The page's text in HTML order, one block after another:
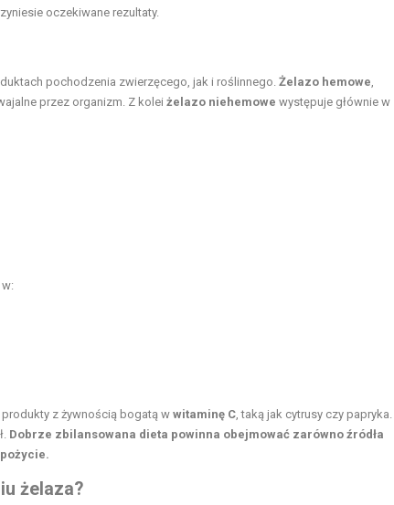
oczekiwane rezultaty.
pochodzenia zwierzęcego, jak i roślinnego. Żelazo hemowe
przez organizm. Z kolei żelazo niehemowe występuje głównie w
z żywnością bogatą w witaminę C , taką jak cytrusy czy papryka.
Dobrze zbilansowana dieta powinna obejmować zarówno źródła
żelaza?